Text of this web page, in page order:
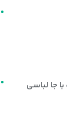
جا لباسی